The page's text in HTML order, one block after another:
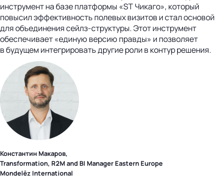
инструмент на базе платформы «ST Чикаго», который
повысил эффективность полевых визитов и стал основой
для объединения сейлз-структуры. Этот инструмент
обеспечивает «единую версию правды» и позволяет
в будущем интегрировать другие роли в контур решения.
Константин Макаров,
Transformation, R2M and BI Manager Eastern Europe
Mondelēz International